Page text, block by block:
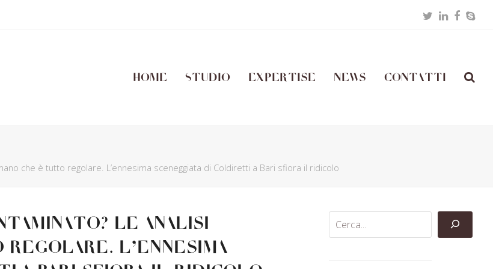
TwitterLinkedIn
Home Studio Expertise News Contatti
che è tutto regolare. L’ennesima sceneggiata di Coldiretti a Bari sfiora il ridicolo
Le analisi
L’ennesima